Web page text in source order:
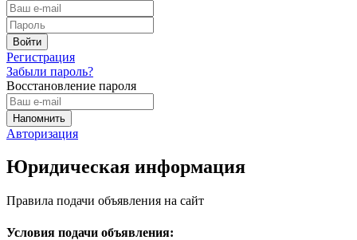
Регистрация
Забыли пароль?
Восстановление пароля
Авторизация
Юридическая информация
Правила подачи объявления на сайт
Условия подачи объявления: